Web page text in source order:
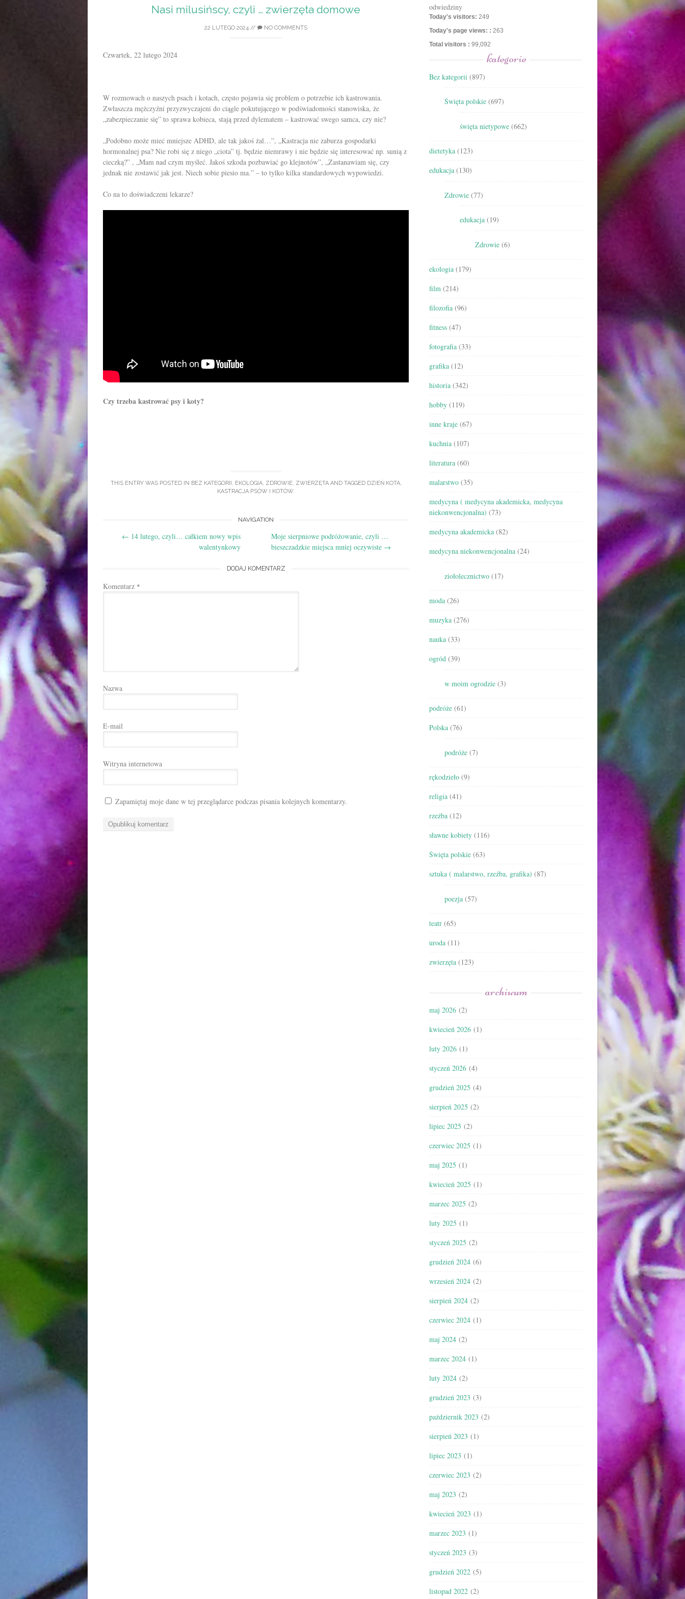
Nasi milusińscy, czyli … zwierzęta domowe
22 LUTEGO 2024 // NO COMMENTS
Czwartek, 22 lutego 2024
W rozmowach o naszych psach i kotach, często pojawia się problem o potrzebie ich kastrowania.
Zwłaszcza mężczyźni przyzwyczajeni do ciągle pokutującego w podświadomości stanowiska, że
„zabezpieczanie się” to sprawa kobieca, stają przed dylematem – kastrować swego samca, czy nie?
„Podobno może mieć mniejsze ADHD, ale tak jakoś żal…”, „Kastracja nie zaburza gospodarki
hormonalnej psa? Nie robi się z niego „ciota” tj. będzie niemrawy i nie będzie się interesować np. sunią z
cieczką?” , „Mam nad czym myśleć. Jakoś szkoda pozbawiać go klejnotów”, „Zastanawiam się, czy
jednak nie zostawić jak jest. Niech sobie piesio ma.” – to tylko kilka standardowych wypowiedzi.
Co na to doświadczeni lekarze?
Czy trzeba kastrować psy i koty?
THIS ENTRY WAS POSTED IN BEZ KATEGORII EKOLOGIA, ZDROWIE, ZWIERZĘTAAND TAGGED DZIEŃ KOTA,
KASTRACJA PSÓW I KOTÓW.
navigation
NAVIGATION
← 14 lutego, czyli… całkiem nowy wpis
walentynkowy
Moje sierpniowe podróżowanie, czyli …
bieszczadzkie miejsca mniej oczywiste →
DODAJ KOMENTARZ
Komentarz *
Nazwa
E-mail
Witryna internetowa
Zapamiętaj moje dane w tej przeglądarce podczas pisania kolejnych komentarzy.
odwiedziny
Today's visitors: 249
Today's page views: : 263
Total visitors : 99,092
kategorie
Bez kategorii (897)
Święta polskie (697)
święta nietypowe (662)
dietetyka (123)
edukacja (130)
Zdrowie (77)
edukacja (19)
Zdrowie (6)
ekologia (179)
film (214)
filozofia (96)
fitness (47)
fotografia (33)
grafika (12)
historia (342)
hobby (119)
inne kraje (67)
kuchnia (107)
literatura (60)
malarstwo (35)
medycyna ( medycyna akademicka, medycyna
niekonwencjonalna) (73)
medycyna akademicka (82)
medycyna niekonwencjonalna (24)
ziołolecznictwo (17)
moda (26)
muzyka (276)
nauka (33)
ogród (39)
w moim ogrodzie (3)
podróże (61)
Polska (76)
podróże (7)
rękodzieło (9)
religia (41)
rzeźba (12)
sławne kobiety (116)
Święta polskie (63)
sztuka ( malarstwo, rzeźba, grafika) (87)
poezja (57)
teatr (65)
uroda (11)
zwierzęta (123)
archiwum
maj 2026 (2)
kwiecień 2026 (1)
luty 2026 (1)
styczeń 2026 (4)
grudzień 2025 (4)
sierpień 2025 (2)
lipiec 2025 (2)
czerwiec 2025 (1)
maj 2025 (1)
kwiecień 2025 (1)
marzec 2025 (2)
luty 2025 (1)
styczeń 2025 (2)
grudzień 2024 (6)
wrzesień 2024 (2)
sierpień 2024 (2)
czerwiec 2024 (1)
maj 2024 (2)
marzec 2024 (1)
luty 2024 (2)
grudzień 2023 (3)
październik 2023 (2)
sierpień 2023 (1)
lipiec 2023 (1)
czerwiec 2023 (2)
maj 2023 (2)
kwiecień 2023 (1)
marzec 2023 (1)
styczeń 2023 (3)
grudzień 2022 (5)
listopad 2022 (2)